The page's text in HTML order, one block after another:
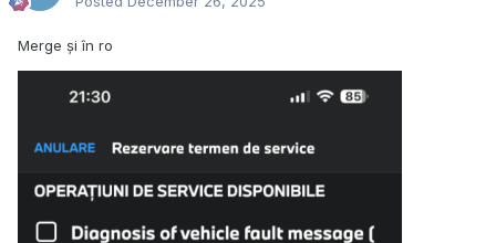
Merge și în ro